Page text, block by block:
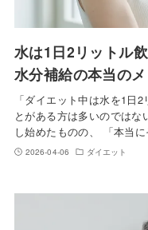
水は1日2リットル
水分補給の本当の
「ダイエット中は水を1日
とがある方は多いのでは
し始めたものの、 「本当
2026-04-06 ダイエット